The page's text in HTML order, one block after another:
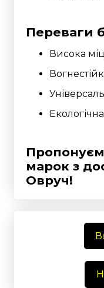
Переваги
Висока
марок з
Овруч!